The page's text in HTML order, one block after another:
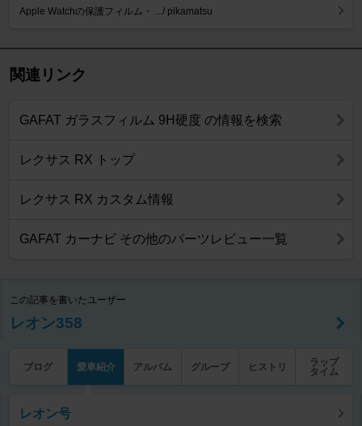
Apple Watchの保護フィルム・ .../ pikamatsu
関連リンク
GAFAT ガラスフィルム 9H硬度 の情報を検索
レクサス RX トップ
レクサス RX カスタム情報
GAFAT カーナビ その他のパーツレビュー一覧
この記事を書いたユーザー
レオン358
ブログ 愛車紹介 アルバム グループ ヒストリ
ラップ
タイム
レオン号